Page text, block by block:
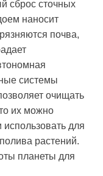
сброс сточных
наносит
почва,
системы
очищать
их можно
использовать для
растений.
планеты для